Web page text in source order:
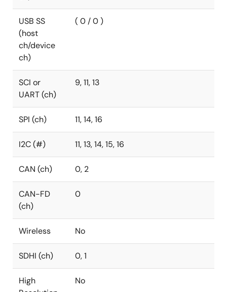
USB SS
(host
ch/device
ch)
( 0 / 0 )
SCI or
UART (ch)
9, 11, 13
SPI (ch) 11, 14, 16
I2C (#) 11, 13, 14, 15, 16
CAN (ch) 0, 2
CAN-FD
(ch)
0
Wireless No
SDHI (ch) 0, 1
High
No